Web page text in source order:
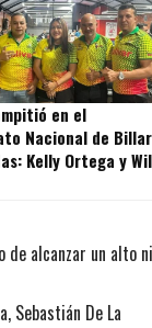
en el
Nacional de
Kelly Ortega y
alcanzar un alto
Sebastián De La